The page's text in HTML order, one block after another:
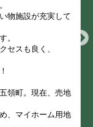
物施設が充実して
。
セスも良く、
領町。現在、売地
、マイホーム用地